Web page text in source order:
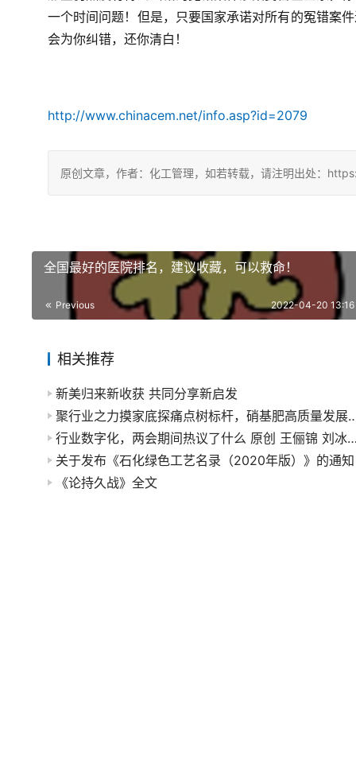
一个时间问题！但是，只要国家承诺对所有的冤错案
会为你纠错，还你清白！
http://www.chinacem.net/info.asp?id=2079
原创文章，作者：化工管理，如若转载，请注明出处：
全国最好的医院排名，建议收藏，可以救命！
Previous 2022-04-20 13:16
相关推荐
新美归来新收获 共同分享新启发
聚行业之力摸家底探痛点树标
行业数字化，两会期间热议了什么 原
关于发布《石化绿色工艺名录（2020年版）》的通知
《论持久战》全文